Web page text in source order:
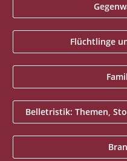
Flüchtlinge
Belletristik: Themen,